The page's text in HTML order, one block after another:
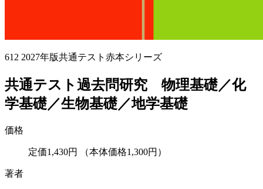
612 2027年版共通テスト赤本シリーズ
共通テスト過去問研究 物理基礎／化
学基礎／生物基礎／地学基礎
価格
定価1,430円 （本体価格1,300円）
著者